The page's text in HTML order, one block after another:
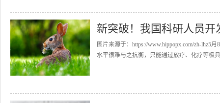
新突破！我国科研人员
图片来源于：https://www.hippopx.com/zh-lhz5
水平很难与之抗衡，只能通过放疗、化疗等极